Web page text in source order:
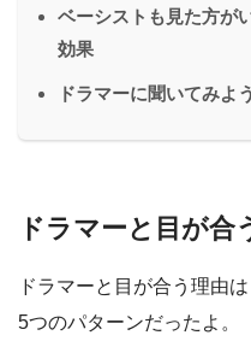
ベーシストも見た方が
効果
ドラマーに聞いてみよう
ドラマーと目が合
ドラマーと目が合う理由は
5つのパターンだったよ。